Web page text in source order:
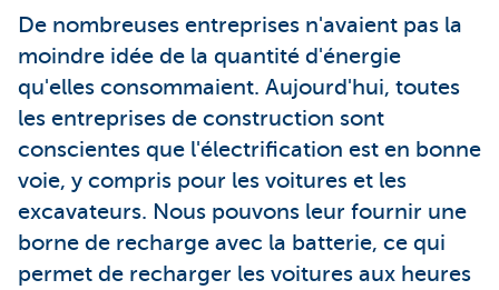
De nombreuses entreprises n'avaient pas la
moindre idée de la quantité d'énergie
qu'elles consommaient. Aujourd'hui, toutes
les entreprises de construction sont
conscientes que l'électrification est en bonne
voie, y compris pour les voitures et les
excavateurs. Nous pouvons leur fournir une
borne de recharge avec la batterie, ce qui
permet de recharger les voitures aux heures